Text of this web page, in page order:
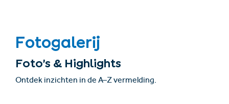
Fotogalerij
Foto’s & Highlights
Ontdek inzichten in de A–Z vermelding.